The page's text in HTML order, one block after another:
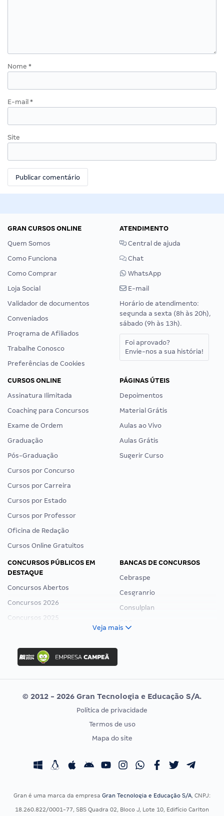
Nome *
E-mail *
Site
GRAN CURSOS ONLINE
Quem Somos
Como Funciona
Como Comprar
Loja Social
Validador de documentos
Conveniados
Programa de Afiliados
Trabalhe Conosco
Preferências de Cookies
ATENDIMENTO
Central de ajuda
Chat
WhatsApp
E-mail
Horário de atendimento:
segunda a sexta (8h às 20h),
sábado (9h às 13h).
Foi aprovado?
Envie-nos a sua história!
CURSOS ONLINE
Assinatura Ilimitada
Coaching para Concursos
Exame de Ordem
Graduação
Pós-Graduação
Cursos por Concurso
Cursos por Carreira
Cursos por Estado
Cursos por Professor
Oficina de Redação
Cursos Online Gratuitos
PÁGINAS ÚTEIS
Depoimentos
Material Grátis
Aulas ao Vivo
Aulas Grátis
Sugerir Curso
CONCURSOS PÚBLICOS EM
DESTAQUE
Concursos Abertos
Concursos 2026
Concursos 2025
Concurso Ibama
Concurso MPU
Editais publicados
BANCAS DE CONCURSOS
Cebraspe
Cesgranrio
Consulplan
Vunesp
CONCURSOS POR PROFISSÃO
Concursos Fiscais
EXAME DE ORDEM
Calendário OAB
Veja mais
© 2012 - 2026 Gran Tecnologia e Educação S/A.
Política de privacidade
Termos de uso
Mapa do site
Gran é uma marca da empresa Gran Tecnologia e Educação S/A, CNPJ:
18.260.822/0001-77, SBS Quadra 02, Bloco J, Lote 10, Edifício Carlton